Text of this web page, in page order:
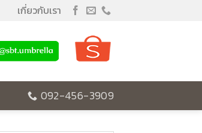
เกี่ยวกับเรา
092-456-3909